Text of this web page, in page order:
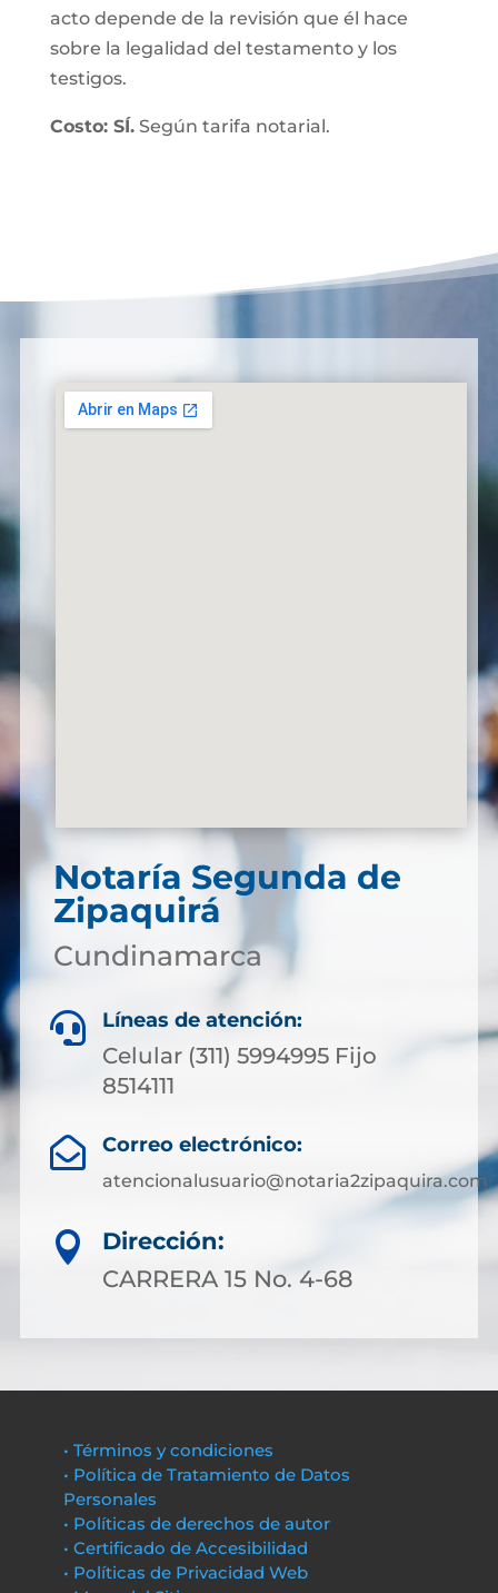
acto depende de la revisión que él hace
sobre la legalidad del testamento y los
testigos.
Costo: SÍ.Según tarifa notarial.
Notaría Segunda de
Zipaquirá
Cundinamarca
 Líneas de atención:
Celular (311) 5994995 Fijo
8514111
 Correo electrónico:
atencionalusuario@notaria2zipaquira.com

Dirección:
CARRERA 15 No. 4-68
• Términos y condiciones
• Política de Tratamiento de Datos
Personales
• Políticas de derechos de autor
• Certificado de Accesibilidad
• Políticas de Privacidad Web